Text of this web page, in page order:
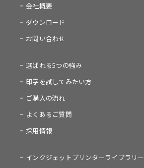
会社概要
ダウンロード
お問い合わせ
選ばれる5つの強み
印字を試してみたい方
ご購入の流れ
よくあるご質問
採用情報
インクジェットプリンターライブラリー